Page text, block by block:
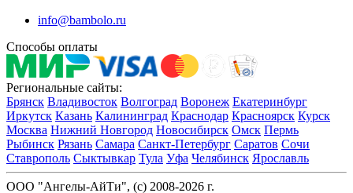
info@bambolo.ru
Способы оплаты
Региональные сайты:
Брянск Владивосток Волгоград Воронеж Екатеринбург
Иркутск Казань Калининград Краснодар Красноярск Курск
Москва Нижний Новгород Новосибирск Омск Пермь
Рыбинск Рязань Самара Санкт-Петербург Саратов Сочи
Ставрополь Сыктывкар Тула Уфа Челябинск Ярославль
ООО "Ангелы-АйТи", (c) 2008-2026 г.